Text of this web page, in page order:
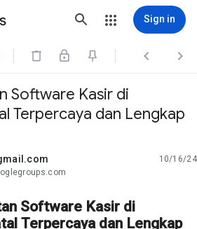
Sign in
  
Software Kasir di
Terpercaya dan Lengkap
10/16/24
Software Kasir di
Terpercaya dan Lengkap